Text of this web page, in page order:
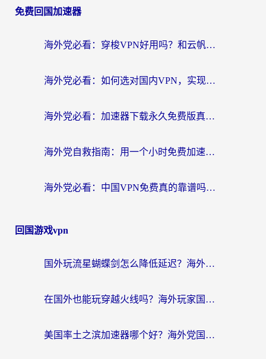
免费回国加速器
海外党必看：穿梭VPN好用吗？和云帆VPN对比哪个回国效果更好？附真实测评+避坑指南
海外党必看：如何选对国内VPN，实现无缝访问国内资源？
海外党必看：加速器下载永久免费版真的存在吗？教你无缝访问国内资源的正确姿势
海外党自救指南：用一个小时免费加速器，轻松打破国内资源访问壁垒？
海外党必看：中国VPN免费真的靠谱吗？手把手教你选对回国加速器
回国游戏vpn
国外玩流星蝴蝶剑怎么降低延迟？海外党必看的加速秘籍（含欧洲鸣潮&彩虹岛优化攻略）
在国外也能玩穿越火线吗？海外玩家国服游戏畅玩终极指南
美国率土之滨加速器哪个好？海外党国服游戏畅玩终极指南（附多游戏解决方案）